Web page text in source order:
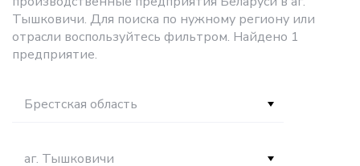
Тышковичи. Для поиска по нужному региону или
отрасли воспользуйтесь фильтром. Найдено 1
предприятие.
Брестская область
аг. Тышковичи